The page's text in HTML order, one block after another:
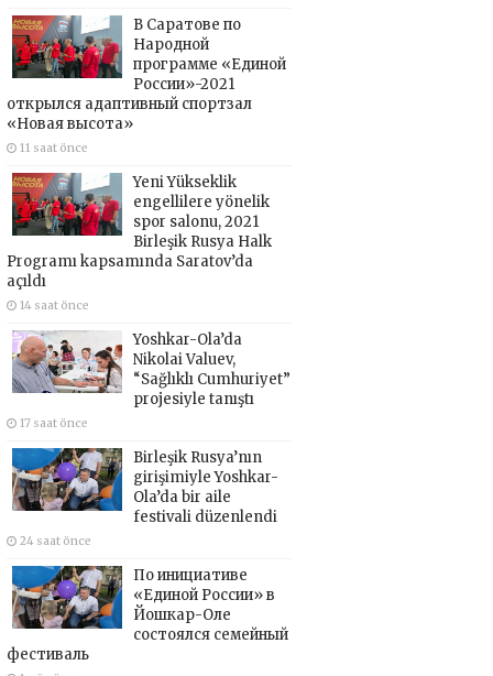
В Саратове по
Народной
программе «Единой
России»-2021
открылся адаптивный спортзал
«Новая высота»
11 saat önce
Yeni Yükseklik
engellilere yönelik
spor salonu, 2021
Birleşik Rusya Halk
Programı kapsamında Saratov’da
açıldı
14 saat önce
Yoshkar-Ola’da
Nikolai Valuev,
“Sağlıklı Cumhuriyet”
projesiyle tanıştı
17 saat önce
Birleşik Rusya’nın
girişimiyle Yoshkar-
Ola’da bir aile
festivali düzenlendi
24 saat önce
По инициативе
«Единой России» в
Йошкар-Оле
состоялся семейный
фестиваль